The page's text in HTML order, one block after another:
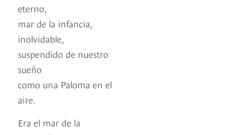
eterno,
mar de la infancia,
inolvidable,
suspendido de nuestro
sueño
como una Paloma en el
aire.
Era el mar de la